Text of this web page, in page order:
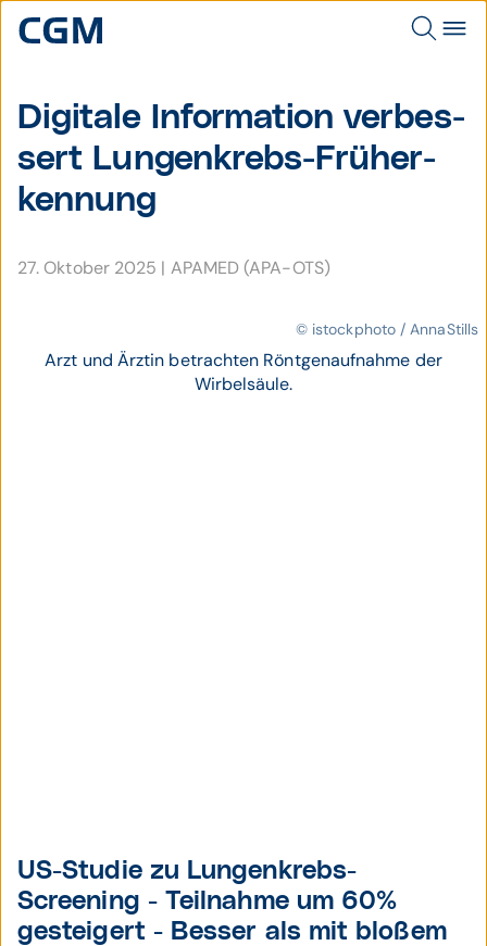
Digitale Infor­ma­tion verbes­
sert Lungen­krebs-Früh­er­
kennung
27. Oktober 2025 | APAMED (APA-OTS)
© istockphoto / AnnaStills
Arzt und Ärztin betrachten Röntgenaufnahme der
Wirbelsäule.
US-Studie zu Lungenkrebs-
Screening - Teilnahme um 60%
gesteigert - Besser als mit bloßem